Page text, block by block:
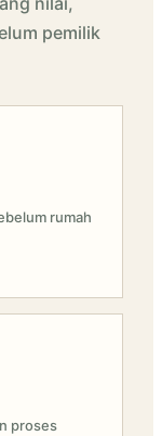
pemilik
rumah
proses